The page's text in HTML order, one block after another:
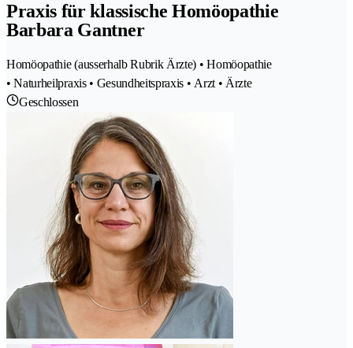
Praxis für klassische Homöopathie
Barbara Gantner
Homöopathie (ausserhalb Rubrik Ärzte) • Homöopathie
• Naturheilpraxis • Gesundheitspraxis • Arzt • Ärzte
Geschlossen